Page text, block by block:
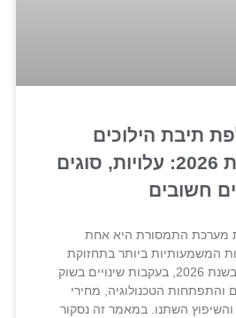
תיבת הילוכים
בשנת 2026: עלויות, סוגים
חשובים
מערכת התמסורת היא אחת
המשמעותיות ביותר בתחזוקת
הרכב. בשנת 2026, בעקבות שינויים בשוק
והתפתחות הטכנולוגיה, מחירי
והשיפוץ השתנו. במאמר זה נסקור